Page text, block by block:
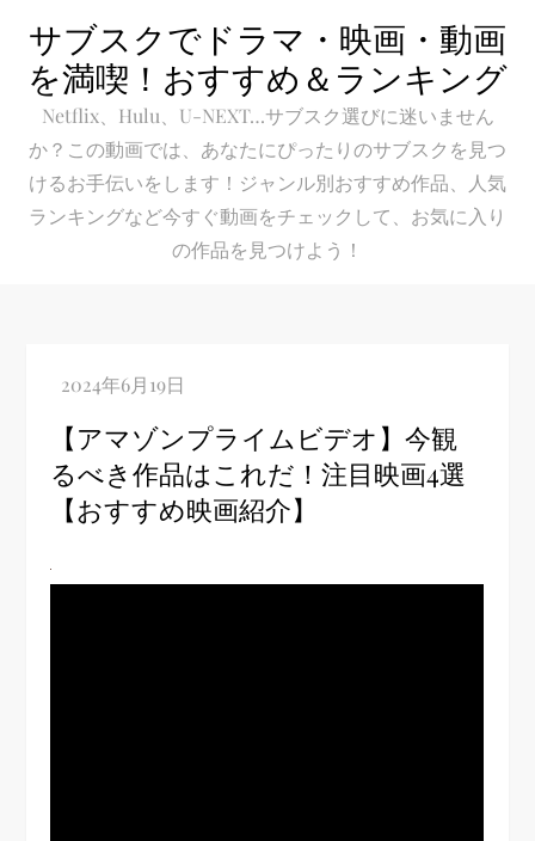
content
サブスクでドラマ・映画・動画
を満喫！おすすめ＆ランキング
Netflix、Hulu、U-NEXT…サブスク選びに迷いません
か？この動画では、あなたにぴったりのサブスクを見つ
けるお手伝いをします！ジャンル別おすすめ作品、人気
ランキングなど今すぐ動画をチェックして、お気に入り
の作品を見つけよう！
【アマゾンプライムビデオ】今観
るべき作品はこれだ！注目映画4選
【おすすめ映画紹介】